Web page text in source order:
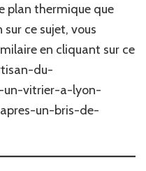
plan thermique que
ce sujet, vous
en cliquant sur ce
du-
un-vitrier-a-lyon-
un-bris-de-